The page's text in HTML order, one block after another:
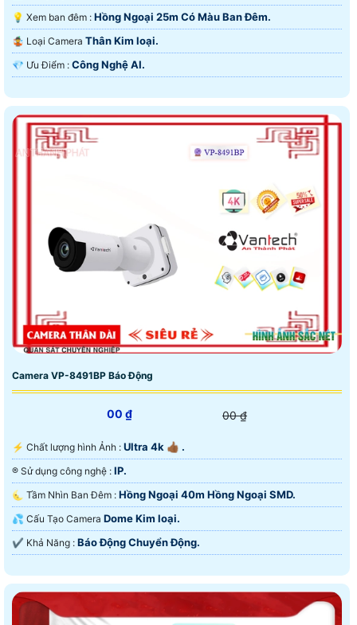
💡 Xem ban đêm : Hồng Ngoại 25m Có Màu Ban Ðêm.
🤹 Loại Camera Thân Kim loại.
️💎 Ưu Điểm : Công Nghệ AI.
Camera VP-8491BP Báo Động
00 ₫ 00 ₫
️⚡ Chất lượng hình Ảnh : Ultra 4k 👍🏾 .
®️ Sử dụng công nghệ : IP.
🌜 Tầm Nhìn Ban Đêm : Hồng Ngoại 40m Hồng Ngoại SMD.
💦 Cấu Tạo Camera Dome Kim loại.
️✔️ Khả Năng : Báo Động Chuyển Động.